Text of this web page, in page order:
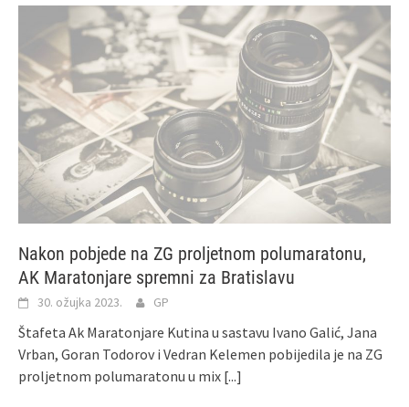
Nakon pobjede na ZG proljetnom polumaratonu,
AK Maratonjare spremni za Bratislavu
30. ožujka 2023. GP
Štafeta Ak Maratonjare Kutina u sastavu Ivano Galić, Jana
Vrban, Goran Todorov i Vedran Kelemen pobijedila je na ZG
proljetnom polumaratonu u mix [...]